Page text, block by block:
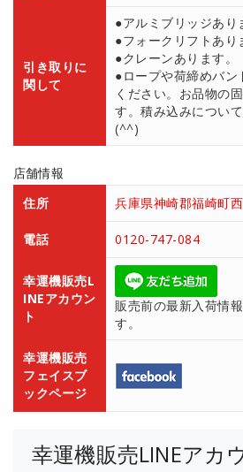
引き取りに
関して
●アルミブリッジあり
●フォークリフトあり
●クレーンあります。
●ロープや荷締めバ
ください。お品物の
す。積み込みについ
(^^)
店舗情報
住所
兵庫県神崎郡福崎町
電話 0120-747-084
幸運機販売L
INEアカウン
ト
販売前の最新入荷情
す。
幸運機販売
フェイスブ
ックページ
幸運機販売LINEアカ